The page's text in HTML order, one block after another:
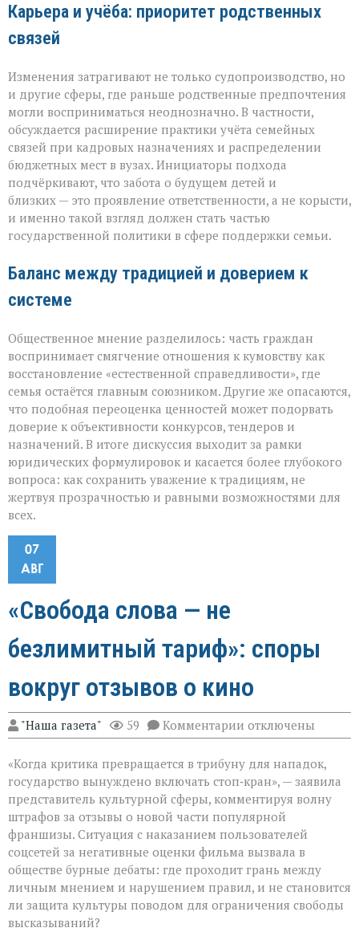
Карьера и учёба: приоритет родственных
связей
Изменения затрагивают не только судопроизводство, но
и другие сферы, где раньше родственные предпочтения
могли восприниматься неоднозначно. В частности,
обсуждается расширение практики учёта семейных
связей при кадровых назначениях и распределении
бюджетных мест в вузах. Инициаторы подхода
подчёркивают, что забота о будущем детей и
близких — это проявление ответственности, а не корысти,
и именно такой взгляд должен стать частью
государственной политики в сфере поддержки семьи.
Баланс между традицией и доверием к
системе
Общественное мнение разделилось: часть граждан
воспринимает смягчение отношения к кумовству как
восстановление «естественной справедливости», где
семья остаётся главным союзником. Другие же опасаются,
что подобная переоценка ценностей может подорвать
доверие к объективности конкурсов, тендеров и
назначений. В итоге дискуссия выходит за рамки
юридических формулировок и касается более глубокого
вопроса: как сохранить уважение к традициям, не
жертвуя прозрачностью и равными возможностями для
всех.
07
АВГ
«Свобода слова — не
безлимитный тариф»: споры
вокруг отзывов о кино
"Наша газета" 59 Комментарии к
записи
слова — не
безлимитный
тариф»:
споры
вокруг
отзывов
о
кино
отключены
«Когда критика превращается в трибуну для нападок,
государство вынуждено включать стоп‑кран», — заявила
представитель культурной сферы, комментируя волну
штрафов за отзывы о новой части популярной
франшизы. Ситуация с наказанием пользователей
соцсетей за негативные оценки фильма вызвала в
обществе бурные дебаты: где проходит грань между
личным мнением и нарушением правил, и не становится
ли защита культуры поводом для ограничения свободы
высказываний?